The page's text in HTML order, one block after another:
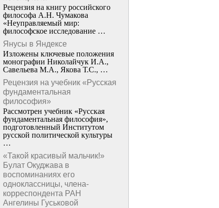
Рецензия на книгу российского
философа А.Н. Чумакова
«Неуправляемый мир:
философское исследование …
Янусы в Яндексе
Изложены ключевые положения
монографии Николайчук И.А.,
Савельева М.А., Якова Т.С., …
Рецензия на учебник «Русская
фундаментальная
философия»
Рассмотрен учебник «Русская
фундаментальная философия»,
подготовленный Институтом
русской политической культуры
…
«Такой красивый мальчик!»
Булат Окуджава в
воспоминаниях его
одноклассницы, члена-
корреспондента РАН
Ангелины Гуськовой